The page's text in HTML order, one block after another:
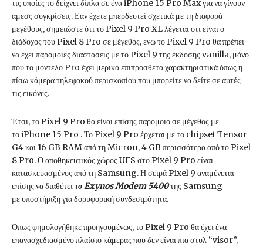
τις οποίες το δείχνει δίπλα σε ένα iPhone 15 Pro Max για να γίνουν
άμεσς συγκρίσεις. Εάν έχετε μπερδευτεί σχετικά με τη διαφορά
μεγέθους, σημειώστε ότι το Pixel 9 Pro XL λέγεται ότι είναι ο
διάδοχος του Pixel 8 Pro σε μέγεθος, ενώ το Pixel 9 Pro θα πρέπει
να έχει παρόμοιες διαστάσεις με το Pixel 9 της έκδοσης vanilla, μόνο
που το μοντέλο Pro έχει μερικά επιπρόσθετα χαρακτηριστικά όπως η
πίσω κάμερα τηλεφακού περισκοπίου που μπορείτε να δείτε σε αυτές
τις εικόνες.
Έτσι, το Pixel 9 Pro θα είναι επίσης παρόμοιο σε μέγεθος με
το iPhone 15 Pro . Το Pixel 9 Pro έρχεται με το chipset Tensor
G4 και 16 GB RAM από τη Micron, 4 GB περισσότερα από το Pixel
8 Pro. Ο αποθηκευτικός χώρος UFS στο Pixel 9 Pro είναι
κατασκευασμένος από τη Samsung. Η σειρά Pixel 9 αναμένεται
επίσης να διαθέτειτο Exynos Modem 5400της Samsung
με υποστήριξη για δορυφορική συνδεσιμότητα.
Όπως φημολογήθηκε προηγουμένως, το Pixel 9 Pro θα έχει ένα
επανασχεδιασμένο πλαίσιο κάμερας που δεν είναι πια στυλ “visor”,